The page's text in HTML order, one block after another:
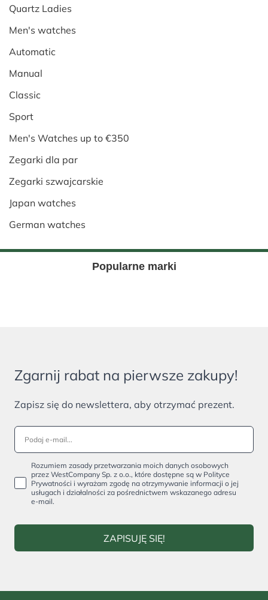
Quartz Ladies
Men's watches
Automatic
Manual
Classic
Sport
Men's Watches up to €350
Zegarki dla par
Zegarki szwajcarskie
Japan watches
German watches
Popularne marki
Zgarnij rabat na pierwsze zakupy!
Zapisz się do newslettera, aby otrzymać prezent.
Rozumiem zasady przetwarzania moich danych osobowych
przez WestCompany Sp. z o.o., które dostępne są w Polityce
Prywatności i wyrażam zgodę na otrzymywanie informacji o jej
usługach i działalności za pośrednictwem wskazanego adresu
e-mail.
ZAPISUJĘ SIĘ!